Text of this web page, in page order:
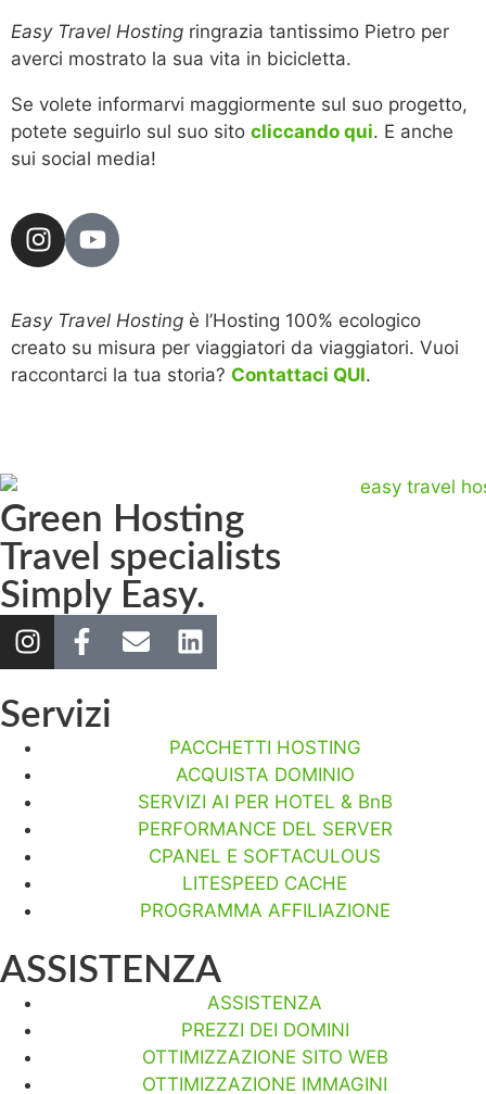
Easy Travel Hosting ringrazia tantissimo Pietro per
averci mostrato la sua vita in bicicletta.
Se volete informarvi maggiormente sul suo progetto,
potete seguirlo sul suo sito cliccando qui. E anche
sui social media!
Easy Travel Hosting è l’Hosting 100% ecologico
creato su misura per viaggiatori da viaggiatori. Vuoi
raccontarci la tua storia? Contattaci QUI.
Green Hosting
Travel specialists
Simply Easy.
Servizi
PACCHETTI HOSTING
ACQUISTA DOMINIO
SERVIZI AI PER HOTEL & BnB
PERFORMANCE DEL SERVER
CPANEL E SOFTACULOUS
LITESPEED CACHE
PROGRAMMA AFFILIAZIONE
ASSISTENZA
ASSISTENZA
PREZZI DEI DOMINI
OTTIMIZZAZIONE SITO WEB
OTTIMIZZAZIONE IMMAGINI